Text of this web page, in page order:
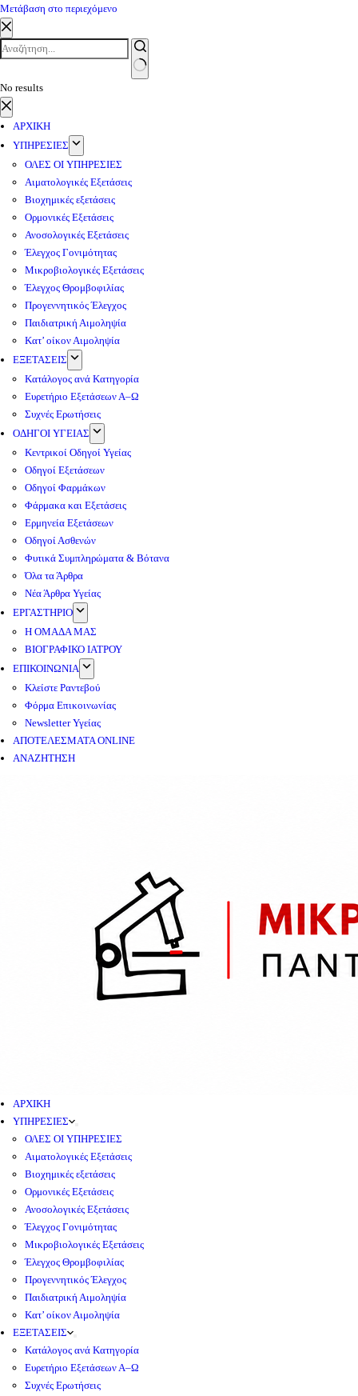
Μετάβαση στο περιεχόμενο
No results
ΑΡΧΙΚΗ
ΥΠΗΡΕΣΙΕΣ
ΟΛΕΣ ΟΙ ΥΠΗΡΕΣΙΕΣ
Αιματολογικές Εξετάσεις
Βιοχημικές εξετάσεις
Ορμονικές Εξετάσεις
Ανοσολογικές Εξετάσεις
Έλεγχος Γονιμότητας
Μικροβιολογικές Εξετάσεις
Έλεγχος Θρομβοφιλίας
Προγεννητικός Έλεγχος
Παιδιατρική Αιμοληψία
Κατ’ οίκον Αιμοληψία
ΕΞΕΤΑΣΕΙΣ
Κατάλογος ανά Κατηγορία
Ευρετήριο Εξετάσεων Α–Ω
Συχνές Ερωτήσεις
ΟΔΗΓΟΙ ΥΓΕΙΑΣ
Κεντρικοί Οδηγοί Υγείας
Οδηγοί Εξετάσεων
Οδηγοί Φαρμάκων
Φάρμακα και Εξετάσεις
Ερμηνεία Εξετάσεων
Οδηγοί Ασθενών
Φυτικά Συμπληρώματα & Βότανα
Όλα τα Άρθρα
Νέα Άρθρα Υγείας
ΕΡΓΑΣΤΗΡΙΟ
Η ΟΜΑΔΑ ΜΑΣ
ΒΙΟΓΡΑΦΙΚΟ ΙΑΤΡΟΥ
ΕΠΙΚΟΙΝΩΝΙΑ
Κλείστε Ραντεβού
Φόρμα Επικοινωνίας
Newsletter Υγείας
ΑΠΟΤΕΛΕΣΜΑΤΑ ONLINE
ΑΝΑΖΗΤΗΣΗ
ΑΡΧΙΚΗ
ΥΠΗΡΕΣΙΕΣ
ΟΛΕΣ ΟΙ ΥΠΗΡΕΣΙΕΣ
Αιματολογικές Εξετάσεις
Βιοχημικές εξετάσεις
Ορμονικές Εξετάσεις
Ανοσολογικές Εξετάσεις
Έλεγχος Γονιμότητας
Μικροβιολογικές Εξετάσεις
Έλεγχος Θρομβοφιλίας
Προγεννητικός Έλεγχος
Παιδιατρική Αιμοληψία
Κατ’ οίκον Αιμοληψία
ΕΞΕΤΑΣΕΙΣ
Κατάλογος ανά Κατηγορία
Ευρετήριο Εξετάσεων Α–Ω
Συχνές Ερωτήσεις